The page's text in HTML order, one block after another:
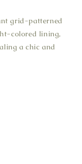
grid-patterned
colored lining,
a chic and